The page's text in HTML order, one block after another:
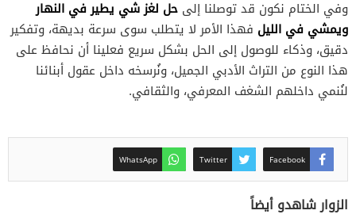
وفي الختام نكون قد توصلنا إلى حل لغز شي يطير في النهار
ويمشي في الليل فهذا الأمر لا يتطلب سوى سرعة بديهة، وتفكير
دقيق، وذكاء للوصول إلى الحل بشكل سريع فعلينا أن نحافظ على
هذا النوع من التراث الأدبي الجميل، ونُرسخه داخل عقول أبنائنا
لنُنمي داخلهم الشغف المعرفي، والثقافي.
Facebook
Twitter
WhatsApp
الزوار شاهدو أيضاً